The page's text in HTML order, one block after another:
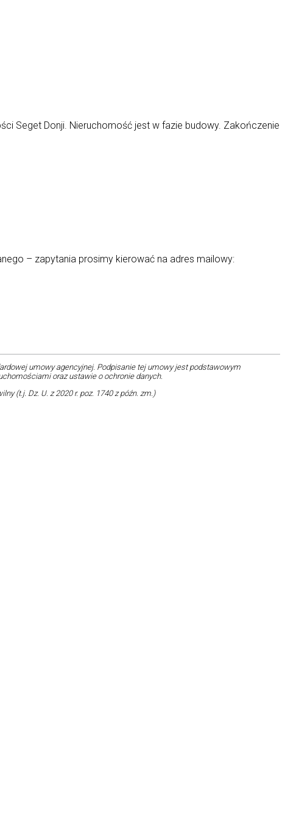
Seget Donji. Nieruchomość jest w fazie budowy. Zakończenie
– zapytania prosimy kierować na adres mailowy:
umowy agencyjnej. Podpisanie tej umowy jest podstawowym
oraz ustawie o ochronie danych.
(t.j. Dz. U. z 2020 r. poz. 1740 z późn. zm.)